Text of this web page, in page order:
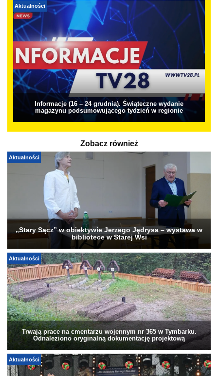
Aktualności
Informacje (16 – 24 grudnia). Świąteczne wydanie
magazynu podsumowującego tydzień w regionie
Zobacz również
Aktualności
„Stary Sącz” w obiektywie Jerzego Jędrysa – wystawa w
bibliotece w Starej Wsi
Aktualności
Trwają prace na cmentarzu wojennym nr 365 w Tymbarku.
Odnaleziono oryginalną dokumentację projektową
Aktualności